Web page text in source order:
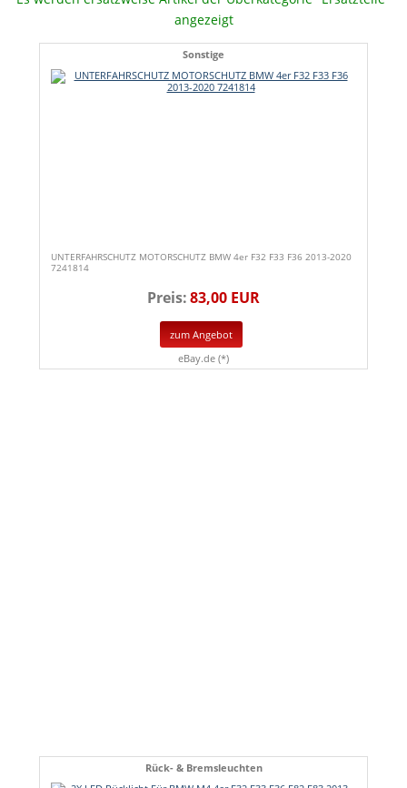
angezeigt
Sonstige
UNTERFAHRSCHUTZ MOTORSCHUTZ BMW 4er F32 F33 F36 2013-2020
7241814
Preis:83,00 EUR
zum Angebot
eBay.de (*)
Rück- & Bremsleuchten